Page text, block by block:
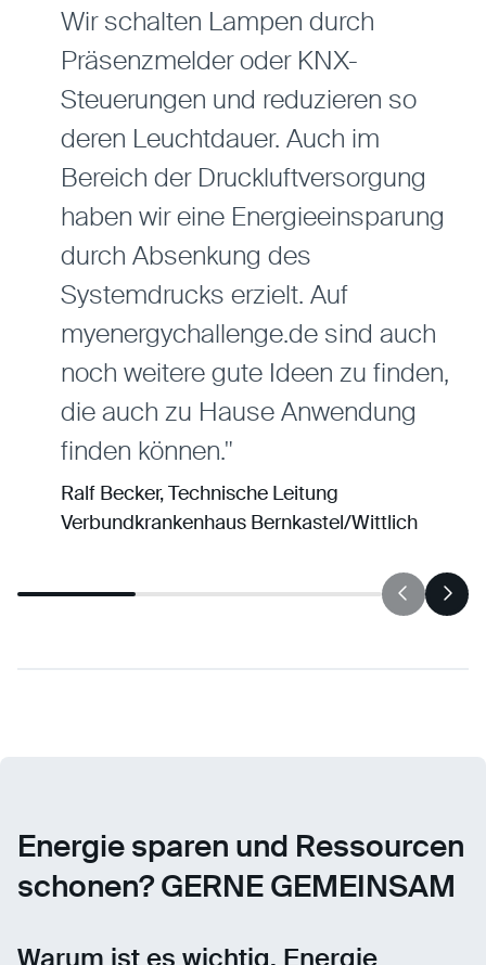
Wir schalten Lampen durch
Präsenzmelder oder KNX-
Steuerungen und reduzieren so
deren Leuchtdauer. Auch im
Bereich der Druckluftversorgung
haben wir eine Energieeinsparung
durch Absenkung des
Systemdrucks erzielt. Auf
myenergychallenge.de sind auch
noch weitere gute Ideen zu finden,
die auch zu Hause Anwendung
finden können."
Ralf Becker, Technische Leitung
Verbundkrankenhaus Bernkastel/Wittlich
Energie sparen und Ressourcen
schonen? GERNE GEMEINSAM
Warum ist es wichtig, Energie